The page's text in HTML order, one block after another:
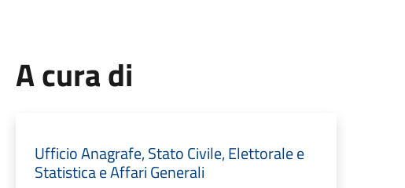
A cura di
Ufficio Anagrafe, Stato Civile, Elettorale e
Statistica e Affari Generali